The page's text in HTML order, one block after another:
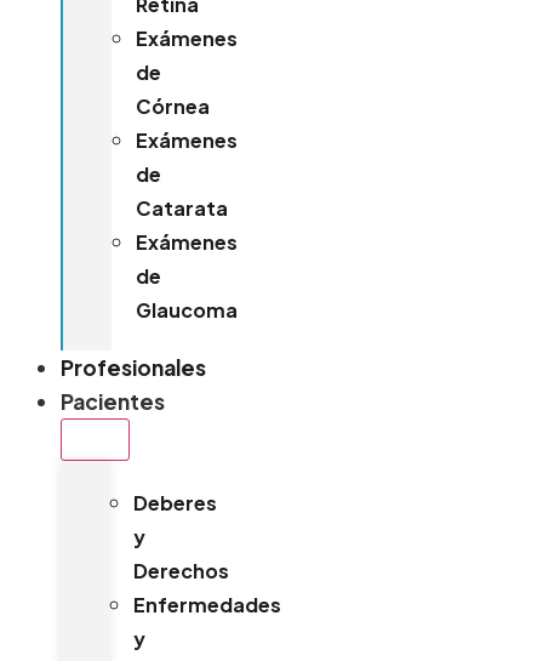
Exámenes
de
Córnea
Exámenes
de
Catarata
Exámenes
de
Glaucoma
Profesionales
Pacientes
Deberes
y
Derechos
Enfermedades
y